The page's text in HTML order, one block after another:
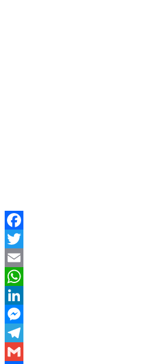
Facebook
Twitter
Email
WhatsApp
LinkedIn
Messenger
Telegram